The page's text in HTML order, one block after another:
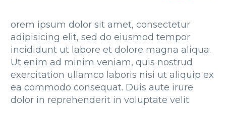
orem ipsum dolor sit amet, consectetur
adipisicing elit, sed do eiusmod tempor
incididunt ut labore et dolore magna aliqua.
Ut enim ad minim veniam, quis nostrud
exercitation ullamco laboris nisi ut aliquip ex
ea commodo consequat. Duis aute irure
dolor in reprehenderit in voluptate velit